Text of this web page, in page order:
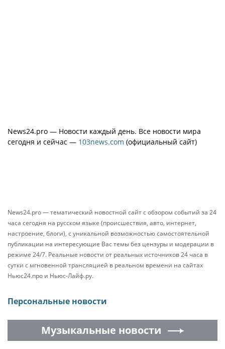
News24.pro — Новости каждый день. Все новости мира
сегодня и сейчас — 103news.com (официальный сайт)
News24.pro — тематический новостной сайт с обзором событий за 24
часа сегодня на русском языке (происшествия, авто, интернет,
настроение, блоги), с уникальной возможностью самостоятельной
публикации на интересующие Вас темы без цензуры и модерации в
режиме 24/7. Реальные новости от реальных источников 24 часа в
сутки с мгновенной трансляцией в реальном времени на сайтах
Ньюс24.про и Ньюс-Лайф.ру.
Персональные новости
Музыкальные новости